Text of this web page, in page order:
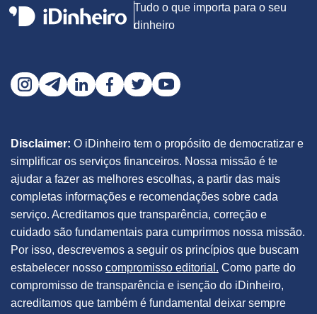
Tudo o que importa para o seu
dinheiro
Disclaimer: O iDinheiro tem o propósito de democratizar e
simplificar os serviços financeiros. Nossa missão é te
ajudar a fazer as melhores escolhas, a partir das mais
completas informações e recomendações sobre cada
serviço. Acreditamos que transparência, correção e
cuidado são fundamentais para cumprirmos nossa missão.
Por isso, descrevemos a seguir os princípios que buscam
estabelecer nosso compromisso editorial. Como parte do
compromisso de transparência e isenção do iDinheiro,
acreditamos que também é fundamental deixar sempre